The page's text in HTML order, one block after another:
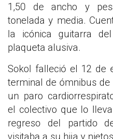
1,50 de ancho y
tonelada y media.
la icónica guitarra
plaqueta alusiva.
Sokol falleció el 12 de
terminal de ómnibus
un paro
el colectivo que lo
regreso del partido